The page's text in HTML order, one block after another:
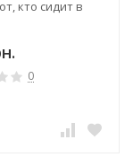
кто сидит в
0